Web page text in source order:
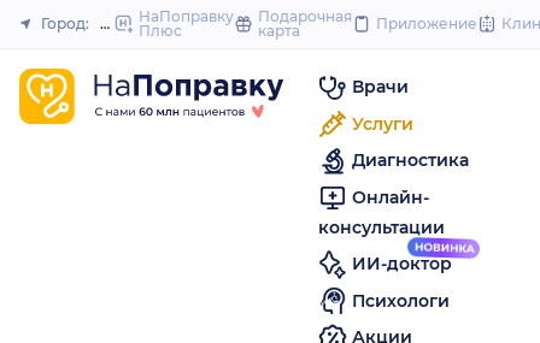
to
Закрыть
Город: МоскваНаПоправку
Плюс
Подарочная
карта
Приложение
Врачи
Услуги
Диагностика
Онлайн-
консультации
ИИ-доктор
Психологи
Акции